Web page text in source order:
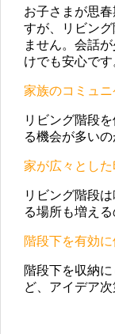
お子さまが思
すが、リビン
ません。会話
けでも安心です
家族のコミュ
リビング階段
る機会が多い
家が広々とし
リビング階段
る場所も増え
階段下を有効に
階段下を収納
ど、アイデア